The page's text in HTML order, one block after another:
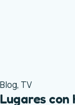
Blog, TV
Lugares con